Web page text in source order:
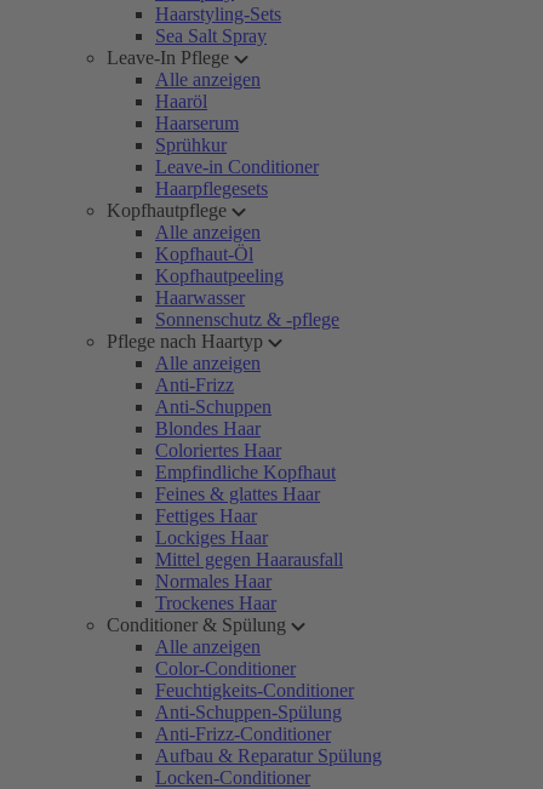
Haarstyling-Sets
Sea Salt Spray
Leave-In Pflege
Alle anzeigen
Haaröl
Haarserum
Sprühkur
Leave-in Conditioner
Haarpflegesets
Kopfhautpflege
Alle anzeigen
Kopfhaut-Öl
Kopfhautpeeling
Haarwasser
Sonnenschutz & -pflege
Pflege nach Haartyp
Alle anzeigen
Anti-Frizz
Anti-Schuppen
Blondes Haar
Coloriertes Haar
Empfindliche Kopfhaut
Feines & glattes Haar
Fettiges Haar
Lockiges Haar
Mittel gegen Haarausfall
Normales Haar
Trockenes Haar
Conditioner & Spülung
Alle anzeigen
Color-Conditioner
Feuchtigkeits-Conditioner
Anti-Schuppen-Spülung
Anti-Frizz-Conditioner
Aufbau & Reparatur Spülung
Locken-Conditioner